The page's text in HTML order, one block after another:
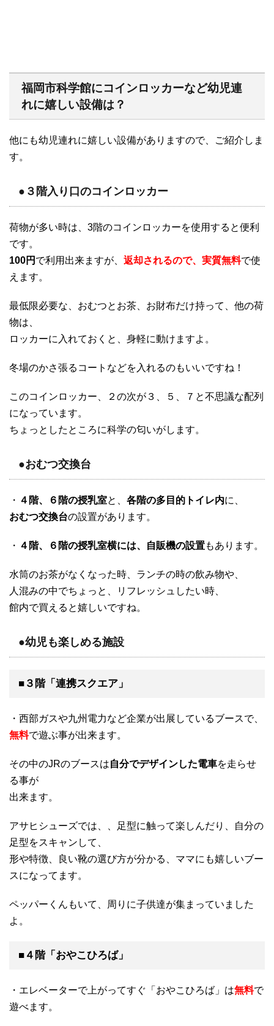
福岡市科学館にコインロッカーなど幼児連
れに嬉しい設備は？
他にも幼児連れに嬉しい設備がありますので、ご紹介しま
す。
●３階入り口のコインロッカー
荷物が多い時は、3階のコインロッカーを使用すると便利
です。
100円 で利用出来ますが、 返却されるので、実質無料で使
えます。
最低限必要な、おむつとお茶、お財布だけ持って、他の荷
物は、
ロッカーに入れておくと、身軽に動けますよ。
冬場のかさ張るコートなどを入れるのもいいですね！
このコインロッカー、２の次が３、５、７と不思議な配列
になっています。
ちょっとしたところに科学の匂いがします。
●おむつ交換台
・ ４階、６階の授乳室と、 各階の多目的トイレ内に、
おむつ交換台の設置があります。
・ ４階、６階の授乳室横には、自販機の設置もあります。
水筒のお茶がなくなった時、ランチの時の飲み物や、
人混みの中でちょっと、リフレッシュしたい時、
館内で買えると嬉しいですね。
●幼児も楽しめる施設
■３階「連携スクエア」
・西部ガスや九州電力など企業が出展しているブースで、
無料で遊ぶ事が出来ます。
その中のJRのブースは自分でデザインした電車を走らせ
る事が
出来ます。
アサヒシューズでは、、足型に触って楽しんだり、自分の
足型をスキャンして、
形や特徴、良い靴の選び方が分かる、ママにも嬉しいブー
スになってます。
ペッパーくんもいて、周りに子供達が集まっていました
よ。
■４階「おやこひろば」
・エレベーターで上がってすぐ「おやこひろば」は無料で
遊べます。